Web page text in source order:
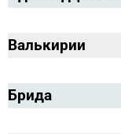
Валькирии
Брида